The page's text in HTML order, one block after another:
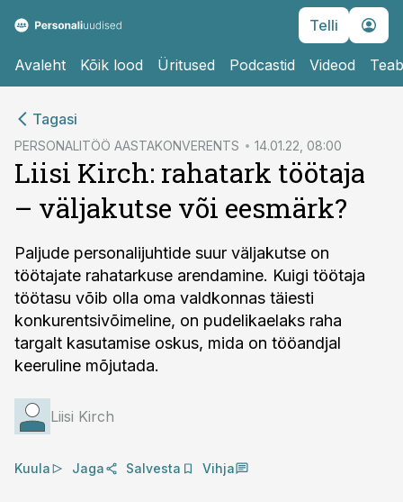
Telli
Avaleht Kõik lood Üritused Podcastid Videod
Tagasi
PERSONALITÖÖ AASTAKONVERENTS 14.01.22, 08:00
Liisi Kirch: rahatark töötaja
– väljakutse või eesmärk?
Paljude personalijuhtide suur väljakutse on
töötajate rahatarkuse arendamine. Kuigi töötaja
töötasu võib olla oma valdkonnas täiesti
konkurentsivõimeline, on pudelikaelaks raha
targalt kasutamise oskus, mida on tööandjal
keeruline mõjutada.
Liisi Kirch
Kuula Jaga Salvesta Vihja